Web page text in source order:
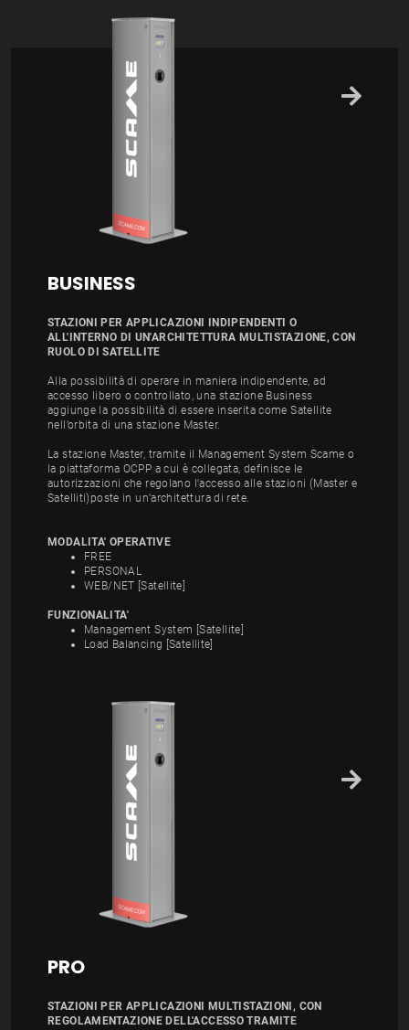
BUSINESS
STAZIONI PER APPLICAZIONI INDIPENDENTI O
ALL'INTERNO DI UN'ARCHITETTURA MULTISTAZIONE, CON
RUOLO DI SATELLITE
Alla possibilità di operare in maniera indipendente, ad
accesso libero o controllato, una stazione Business
aggiunge la possibilità di essere inserita come Satellite
nell’orbita di una stazione Master.
La stazione Master, tramite il Management System Scame o
la piattaforma OCPP a cui è collegata, definisce le
autorizzazioni che regolano l’accesso alle stazioni (Master e
Satelliti)poste in un’architettura di rete.
MODALITA' OPERATIVE
FREE
PERSONAL
WEB/NET [Satellite]
FUNZIONALITA'
Management System [Satellite]
Load Balancing [Satellite]
PRO
STAZIONI PER APPLICAZIONI MULTISTAZIONI, CON
REGOLAMENTAZIONE DELL'ACCESSO TRAMITE